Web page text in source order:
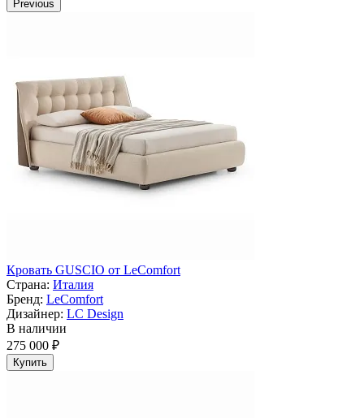
Previous
Кровать GUSCIO от LeComfort
Страна: Италия
Бренд: LeComfort
Дизайнер: LC Design
В наличии
275 000 ₽
Купить